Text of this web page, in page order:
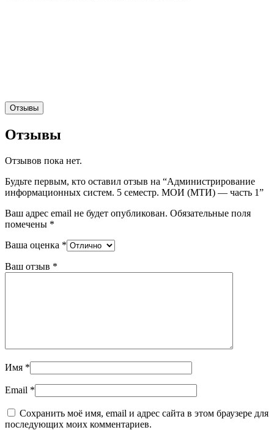
Отзывы
Отзывы
Отзывов пока нет.
Будьте первым, кто оставил отзыв на “Администрирование
информационных систем. 5 семестр. МОИ (МТИ) — часть 1”
Ваш адрес email не будет опубликован. Обязательные поля
помечены *
Ваша оценка *
Ваш отзыв *
Имя *
Email *
Сохранить моё имя, email и адрес сайта в этом браузере для
последующих моих комментариев.